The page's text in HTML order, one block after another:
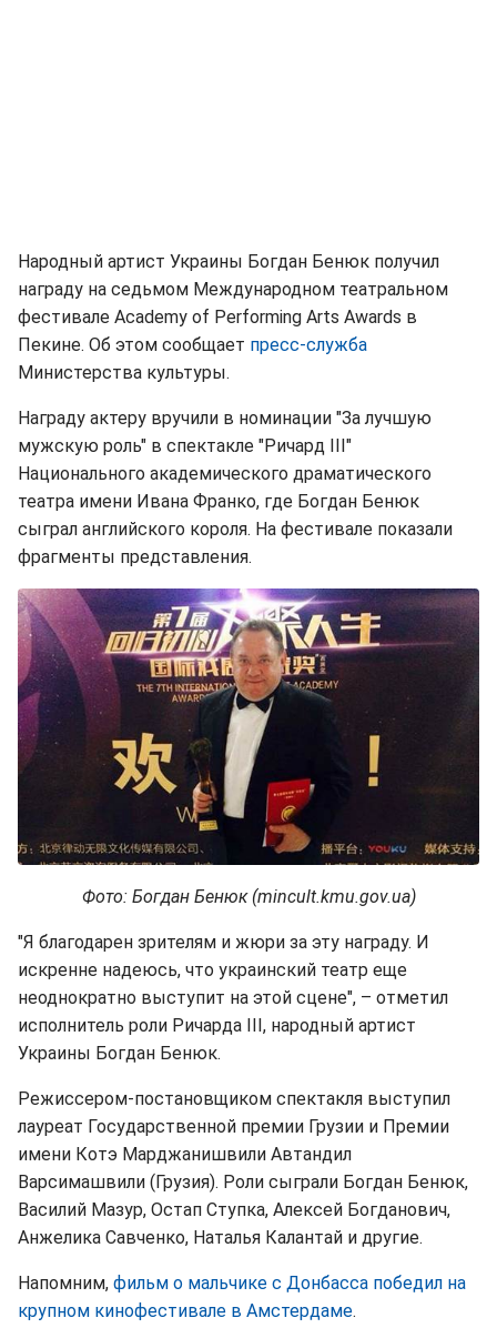
Народный артист Украины Богдан Бенюк получил
награду на седьмом Международном театральном
фестивале Academy of Performing Arts Awards в
Пекине. Об этом сообщает пресс-служба
Министерства культуры.
Награду актеру вручили в номинации "За лучшую
мужскую роль" в спектакле "Ричард III"
Национального академического драматического
театра имени Ивана Франко, где Богдан Бенюк
сыграл английского короля. На фестивале показали
фрагменты представления.
Фото: Богдан Бенюк (mincult.kmu.gov.ua)
"Я благодарен зрителям и жюри за эту награду. И
искренне надеюсь, что украинский театр еще
неоднократно выступит на этой сцене", – отметил
исполнитель роли Ричарда III, народный артист
Украины Богдан Бенюк.
Режиссером-постановщиком спектакля выступил
лауреат Государственной премии Грузии и Премии
имени Котэ Марджанишвили Автандил
Варсимашвили (Грузия). Роли сыграли Богдан Бенюк,
Василий Мазур, Остап Ступка, Алексей Богданович,
Анжелика Савченко, Наталья Калантай и другие.
Напомним, фильм о мальчике с Донбасса победил на
крупном кинофестивале в Амстердаме.